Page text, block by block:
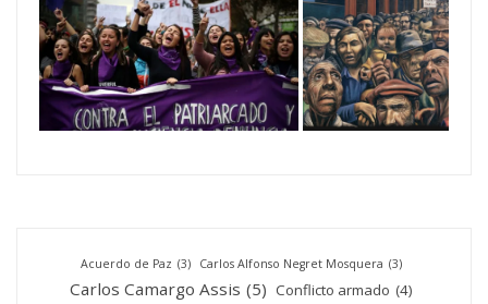
Acuerdo de Paz (3) Carlos Alfonso Negret Mosquera (3)
Carlos Camargo Assis (5) Conflicto armado (4)